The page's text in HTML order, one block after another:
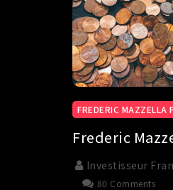
FREDERIC MAZZELLA
Frederic
Investisseur
80 Comments